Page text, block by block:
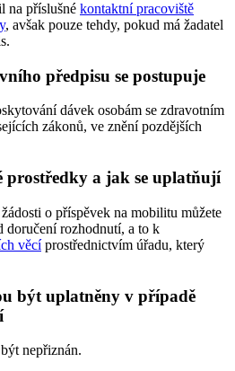
na příslušné kontaktní pracoviště
, avšak pouze tehdy, pokud má žadatel
předpisu se postupuje
dávek osobám se zdravotním
zákonů, ve znění pozdějších
prostředky a jak se uplatňují
o příspěvek na mobilitu můžete
doručení rozhodnutí, a to k
věcíprostřednictvím úřadu, který
být uplatněny v případě
nepřiznán.